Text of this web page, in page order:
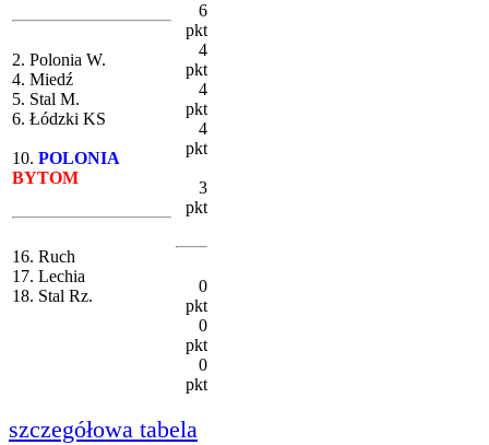
2. Polonia W.
4. Miedź
5. Stal M.
6. Łódzki KS
10. POLONIA
BYTOM
16. Ruch
17. Lechia
18. Stal Rz.
6
pkt
4
pkt
4
pkt
4
pkt
3
pkt
0
pkt
0
pkt
0
pkt
szczegółowa tabela